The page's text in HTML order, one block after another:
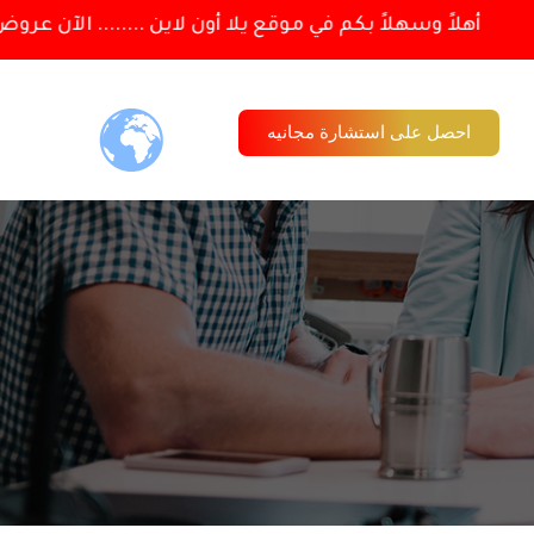
أهلاً وسهلاً بكم في موقع يلا أون لاين ........ الآن
احصل على استشارة مجانيه